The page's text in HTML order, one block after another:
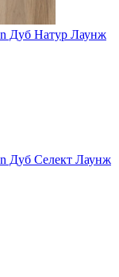
Дуб Натур Лаунж
Дуб Селект Лаунж